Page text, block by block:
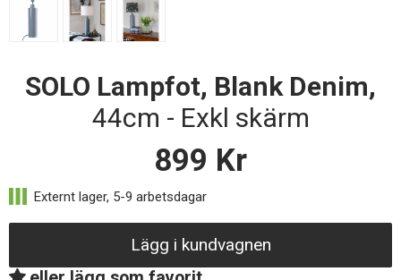
SOLO Lampfot, Blank Denim,
44cm - Exkl skärm
899 Kr
Lägg i kundvagnen